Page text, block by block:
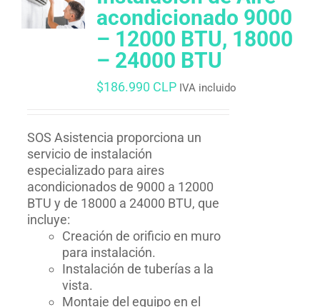
acondicionado 9000
– 12000 BTU, 18000
– 24000 BTU
$186.990 CLP IVA incluido
SOS Asistencia proporciona un
servicio de instalación
especializado para aires
acondicionados de 9000 a 12000
BTU y de 18000 a 24000 BTU, que
incluye:
Creación de orificio en muro
para instalación.
Instalación de tuberías a la
vista.
Montaje del equipo en el